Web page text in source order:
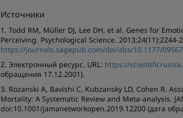
Источники
1. Todd RM, Müller DJ, Lee DH, et al. Genes for
Perceiving. Psychological Science.
https://journals.sagepub.com/doi/abs/10.1177/
2. Электронный ресурс. URL: https://
обращения 17.12.2001).
3. Rozanski A, Bavishi C, Kubzansky LD, Cohen R.
Mortality: A Systematic Review and Meta-analysis.
doi:10.1001/jamanetworkopen.2019.12200 (дата